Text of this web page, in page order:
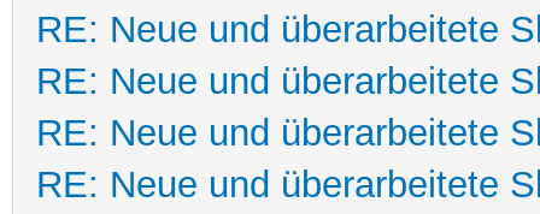
RE: Neue und überarbeitete
RE: Neue und überarbeitete
RE: Neue und überarbeitete
RE: Neue und überarbeitete